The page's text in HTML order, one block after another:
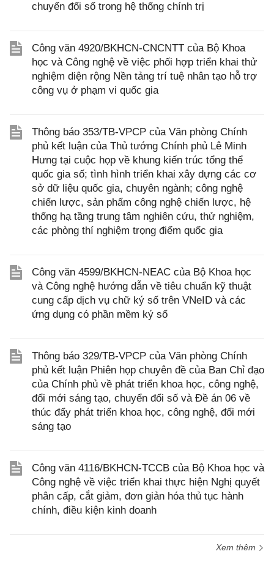
chuyển đổi số trong hệ thống chính trị
Công văn 4920/BKHCN-CNCNTT của Bộ Khoa
học và Công nghệ về việc phối hợp triển khai thử
nghiệm diện rộng Nền tảng trí tuệ nhân tạo hỗ trợ
công vụ ở phạm vi quốc gia
Thông báo 353/TB-VPCP của Văn phòng Chính
phủ kết luận của Thủ tướng Chính phủ Lê Minh
Hưng tại cuộc họp về khung kiến trúc tổng thể
quốc gia số; tình hình triển khai xây dựng các cơ
sở dữ liệu quốc gia, chuyên ngành; công nghệ
chiến lược, sản phẩm công nghệ chiến lược, hệ
thống hạ tầng trung tâm nghiên cứu, thử nghiệm,
các phòng thí nghiệm trọng điểm quốc gia
Công văn 4599/BKHCN-NEAC của Bộ Khoa học
và Công nghệ hướng dẫn về tiêu chuẩn kỹ thuật
cung cấp dịch vụ chữ ký số trên VNeID và các
ứng dụng có phần mềm ký số
Thông báo 329/TB-VPCP của Văn phòng Chính
phủ kết luận Phiên họp chuyên đề của Ban Chỉ đạo
của Chính phủ về phát triển khoa học, công nghệ,
đổi mới sáng tạo, chuyển đổi số và Đề án 06 về
thúc đẩy phát triển khoa học, công nghệ, đổi mới
sáng tạo
Công văn 4116/BKHCN-TCCB của Bộ Khoa học và
Công nghệ về việc triển khai thực hiện Nghị quyết
phân cấp, cắt giảm, đơn giản hóa thủ tục hành
chính, điều kiện kinh doanh
Xem thêm